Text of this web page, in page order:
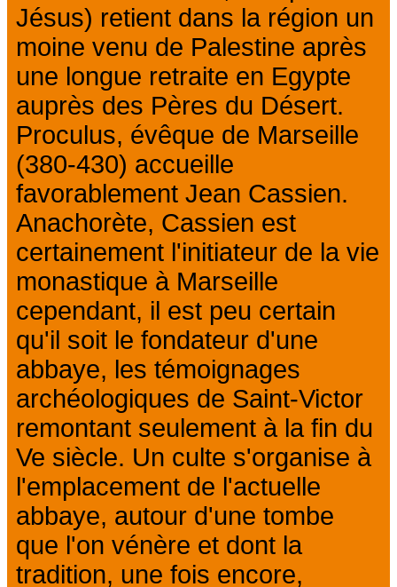
Jésus) retient dans la région un
moine venu de Palestine après
une longue retraite en Egypte
auprès des Pères du Désert.
Proculus, évêque de Marseille
(380-430) accueille
favorablement Jean Cassien.
Anachorète, Cassien est
certainement l'initiateur de la vie
monastique à Marseille
cependant, il est peu certain
qu'il soit le fondateur d'une
abbaye, les témoignages
archéologiques de Saint-Victor
remontant seulement à la fin du
Ve siècle. Un culte s'organise à
l'emplacement de l'actuelle
abbaye, autour d'une tombe
que l'on vénère et dont la
tradition, une fois encore,